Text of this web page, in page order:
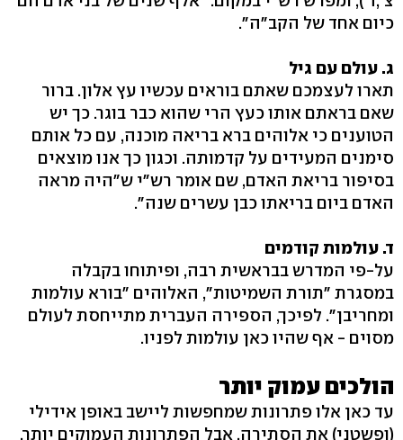
כיום אחד של הקב"ה".
ג. עולם עם גיל
תארו לעצמכם שאתם בוראים עכשיו עץ אלון. ברור
שאם בראתם אותו כעץ הרי שהוא כבר בוגר. כך יש
הטוענים כי אלוהים ברא בריאה מוכנה, עם כל אותם
סימנים המעידים על קדמותה. וכגון כך אנו מוצאים
בסיפור בריאת האדם, שם אומר רש"י ש"היה מראה
האדם ביום בריאתו כבן עשרים שנה".
ד. עולמות קודמים
על-פי המדרש בבראשית רבה, ופיתוחו בקבלה
במסגרת "תורת השמיטות", האלוהים "בורא עולמות
ומחריבן". לפיכך, הספירה העברית מתייחסת לעולם
מסוים - אף שהיו כאן עולמות לפניו.
הולכים עמוק יותר
עד כאן אלו פתרונות שמחפשות ליישב באופן אידילי
(ופשטני) את הסתירה, אבל הפתרונות העמוקים יותר,